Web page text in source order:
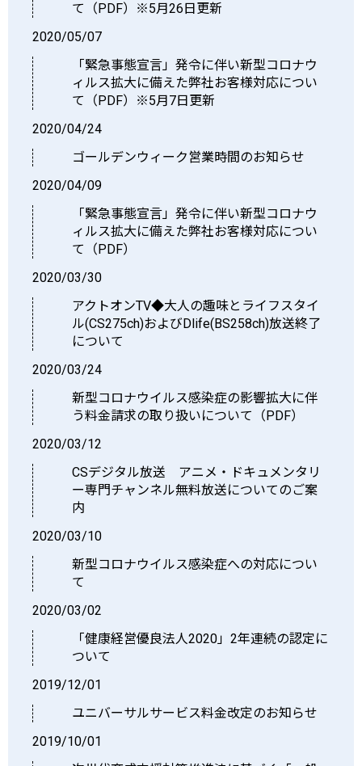
て（PDF）※5月26日更新
2020/05/07
「緊急事態宣言」発令に伴い新型コロナウ
ィルス拡大に備えた弊社お客様対応につい
て（PDF）※5月7日更新
2020/04/24
ゴールデンウィーク営業時間のお知らせ
2020/04/09
「緊急事態宣言」発令に伴い新型コロナウ
ィルス拡大に備えた弊社お客様対応につい
て（PDF）
2020/03/30
アクトオンTV◆大人の趣味とライフスタイ
ル(CS275ch)およびDlife(BS258ch)放送終了
について
2020/03/24
新型コロナウイルス感染症の影響拡大に伴
う料金請求の取り扱いについて（PDF）
2020/03/12
CSデジタル放送 アニメ・ドキュメンタリ
ー専門チャンネル無料放送についてのご案
内
2020/03/10
新型コロナウイルス感染症への対応につい
て
2020/03/02
「健康経営優良法人2020」2年連続の認定に
ついて
2019/12/01
ユニバーサルサービス料金改定のお知らせ
2019/10/01